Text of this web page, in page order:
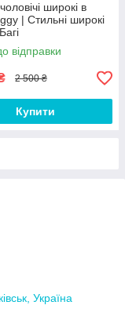
широкі в
| Стильні широкі
відправки
2 500 ₴
Купити
Україна